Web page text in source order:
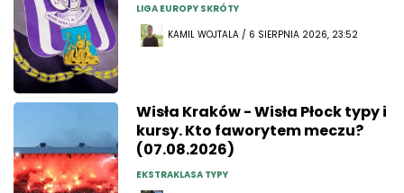
LIGA EUROPY SKRÓTY
KAMIL WOJTALA / 6 SIERPNIA 2026, 23:52
Wisła Kraków - Wisła Płock typy i
kursy. Kto faworytem meczu?
(07.08.2026)
EKSTRAKLASA TYPY